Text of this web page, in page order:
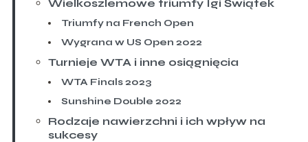
Wielkoszlemowe triumfy Igi Świątek
Triumfy na French Open
Wygrana w US Open 2022
Turnieje WTA i inne osiągnięcia
WTA Finals 2023
Sunshine Double 2022
Rodzaje nawierzchni i ich wpływ na
sukcesy